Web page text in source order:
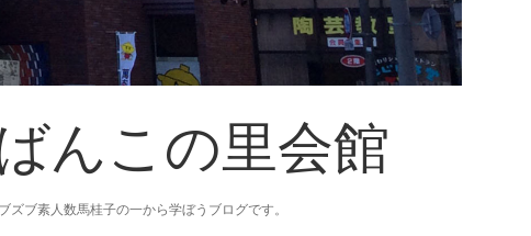
んこの里会館
ブ素人数馬桂子の一から学ぼうブログです。